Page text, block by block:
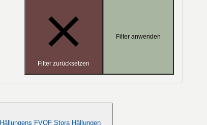
Filter zurücksetzen
Filter anwenden
Hällungens FVOF Stora Hällungen